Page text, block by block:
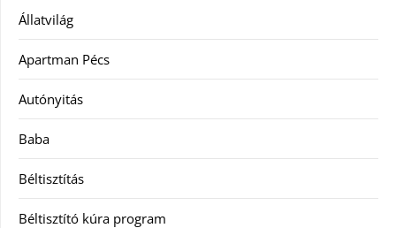
Állatvilág
Apartman Pécs
Autónyitás
Baba
Béltisztítás
Béltisztító kúra program